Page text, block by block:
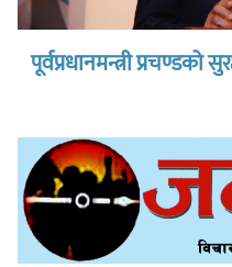
पूर्वप्रधानमन्त्री